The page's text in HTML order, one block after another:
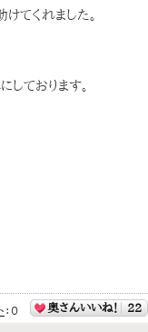
てくれました。
しております。
： 0 奥さんいいね！ 22